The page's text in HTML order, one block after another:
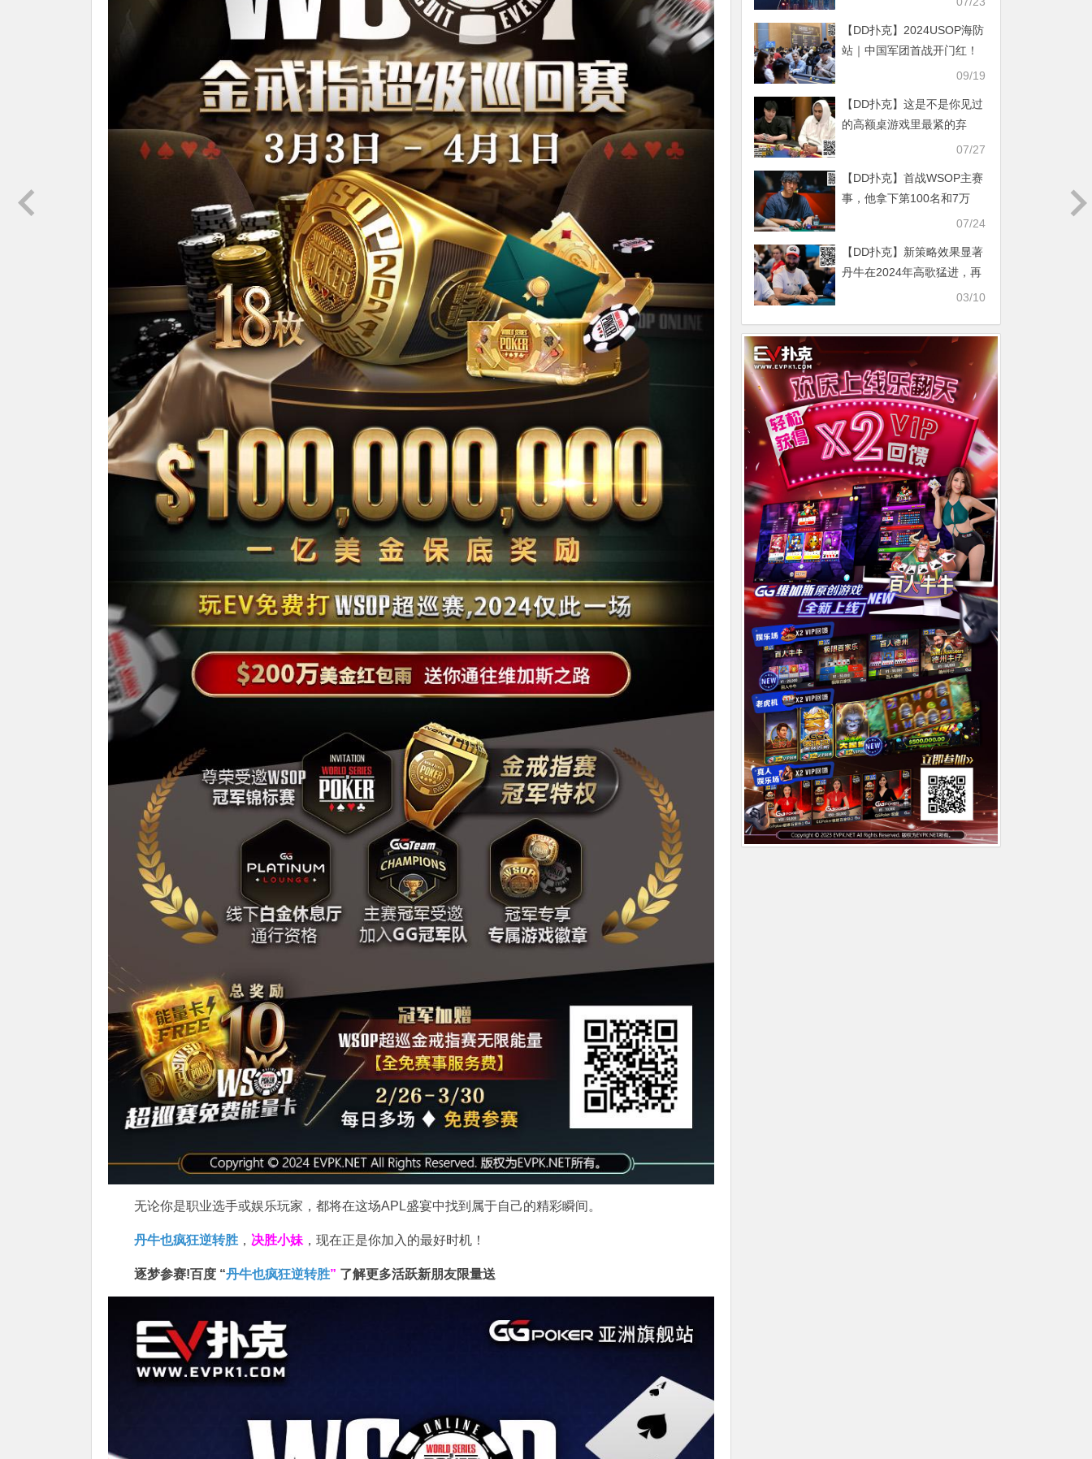
无论你是职业选手或娱乐玩家，都将在这场APL盛宴中找到属于自己的精彩瞬间。
丹牛也疯狂逆转胜 ， 决胜小妹 ，现在正是你加入的最好时机！
逐梦参赛!百度 “丹牛也疯狂逆转胜” 了解更多活跃新朋友限量送
【DD扑克】2024USOP海防
站｜中国军团首战开门红！
胥原/唐新兴分别夺得豪客赛
09/19
【DD扑克】这是不是你见过
的高额桌游戏里最紧的弃
07/27
【DD扑克】首战WSOP主赛
事，他拿下第100名和7万
刀！全靠线上卫星赛和“一本
07/24
【DD扑克】新策略效果显著
丹牛在2024年高歌猛进，再
03/10